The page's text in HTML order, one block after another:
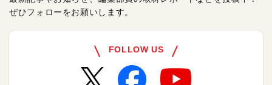
ぜひフォローをお願いします。
FOLLOW US